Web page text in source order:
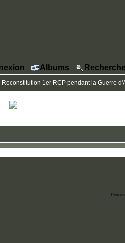
Albums
Reconstitution 1er RCP pendant la Guerre